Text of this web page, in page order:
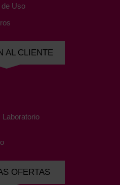
de Uso
AL CLIENTE
Laboratorio
OFERTAS